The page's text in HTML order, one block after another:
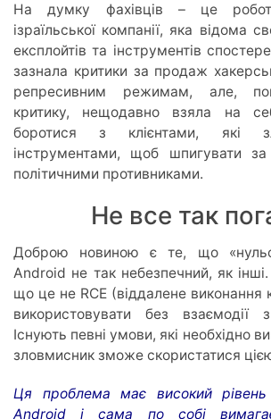
На думку фахівців – це
ізраїльської компанії, яка відома
експлойтів та інструментів
зазнала критики за продаж
репресивним режимам, але,
критику, нещодавно взяла на
боротися з клієнтами, які
інструментами, щоб шпигувати
політичними противниками.
Не все так
Доброю новиною є те, що
Android не так небезпечний, як
що це не RCE (віддалене
використовувати без взаємодії
Існують певні умови, які необхідно
зловмисник зможе скористатися
Ця проблема має високий рівень
Android і сама по собі